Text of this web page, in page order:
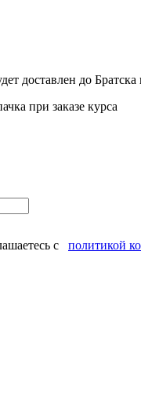
доставлен до Братска
при заказе курса
с политикой